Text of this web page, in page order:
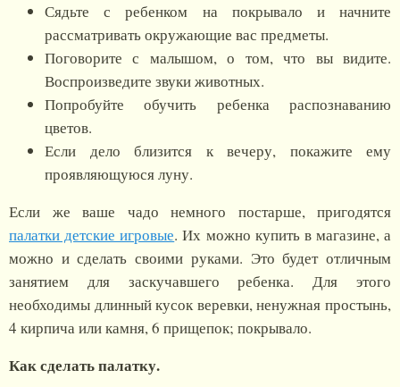
Сядьте с ребенком на покрывало и начните
рассматривать окружающие вас предметы.
Поговорите с малышом, о том, что вы видите.
Воспроизведите звуки животных.
Попробуйте обучить ребенка распознаванию
цветов.
Если дело близится к вечеру, покажите ему
проявляющуюся луну.
Если же ваше чадо немного постарше, пригодятся
палатки детские игровые. Их можно купить в магазине, а
можно и сделать своими руками. Это будет отличным
занятием для заскучавшего ребенка. Для этого
необходимы длинный кусок веревки, ненужная простынь,
4 кирпича или камня, 6 прищепок; покрывало.
Как сделать палатку.